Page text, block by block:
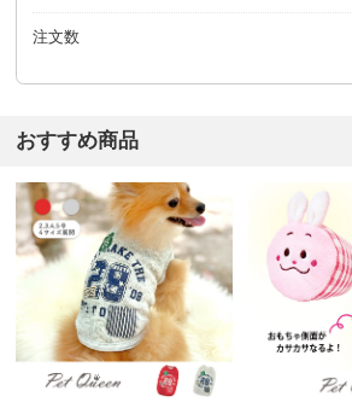
注文数
おすすめ商品